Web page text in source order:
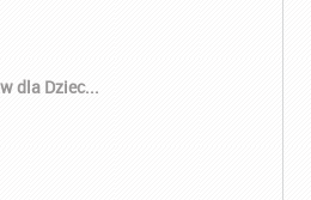
dla Dziec...